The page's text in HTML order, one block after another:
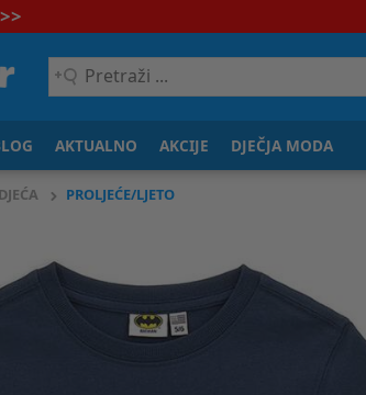
Pretraži
...
AKTUALNO AKCIJE DJEČJA MODA
PROLJEĆE/LJETO